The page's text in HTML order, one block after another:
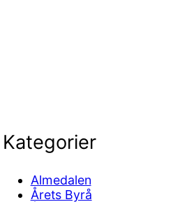
Kategorier
Almedalen
Årets Byrå